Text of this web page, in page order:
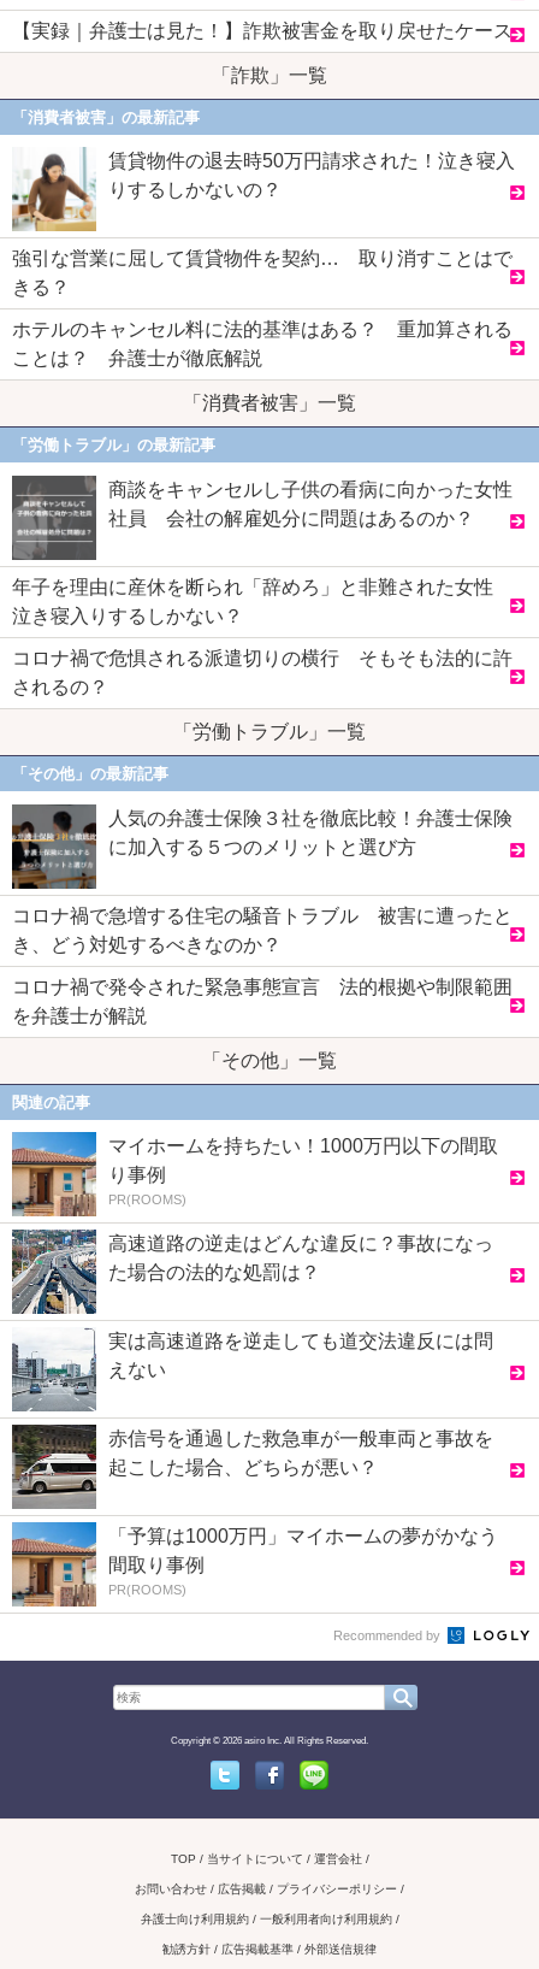
【実録｜弁護士は見た！】詐欺被害金を取り戻せたケース
「詐欺」一覧
「消費者被害」の最新記事
賃貸物件の退去時50万円請求された！泣き寝入
りするしかないの？
強引な営業に屈して賃貸物件を契約… 取り消すことはで
きる？
ホテルのキャンセル料に法的基準はある？ 重加算される
ことは？ 弁護士が徹底解説
「消費者被害」一覧
「労働トラブル」の最新記事
商談をキャンセルし子供の看病に向かった女性
社員 会社の解雇処分に問題はあるのか？
年子を理由に産休を断られ「辞めろ」と非難された女性
泣き寝入りするしかない？
コロナ禍で危惧される派遣切りの横行 そもそも法的に許
されるの？
「労働トラブル」一覧
「その他」の最新記事
人気の弁護士保険３社を徹底比較！弁護士保険
に加入する５つのメリットと選び方
コロナ禍で急増する住宅の騒音トラブル 被害に遭ったと
き、どう対処するべきなのか？
コロナ禍で発令された緊急事態宣言 法的根拠や制限範囲
を弁護士が解説
「その他」一覧
関連の記事
マイホームを持ちたい！1000万円以下の間取
り事例
PR(ROOMS)
高速道路の逆走はどんな違反に？事故になっ
た場合の法的な処罰は？
実は高速道路を逆走しても道交法違反には問
えない
赤信号を通過した救急車が一般車両と事故を
起こした場合、どちらが悪い？
「予算は1000万円」マイホームの夢がかなう
間取り事例
PR(ROOMS)
Recommended by
Copyright © 2026 asiro Inc. All Rights Reserved.
TOP 当サイトについて 運営会社
お問い合わせ / 広告掲載 プライバシーポリシー
弁護士向け利用規約 一般利用者向け利用規約
勧誘方針 広告掲載基準 外部送信規律